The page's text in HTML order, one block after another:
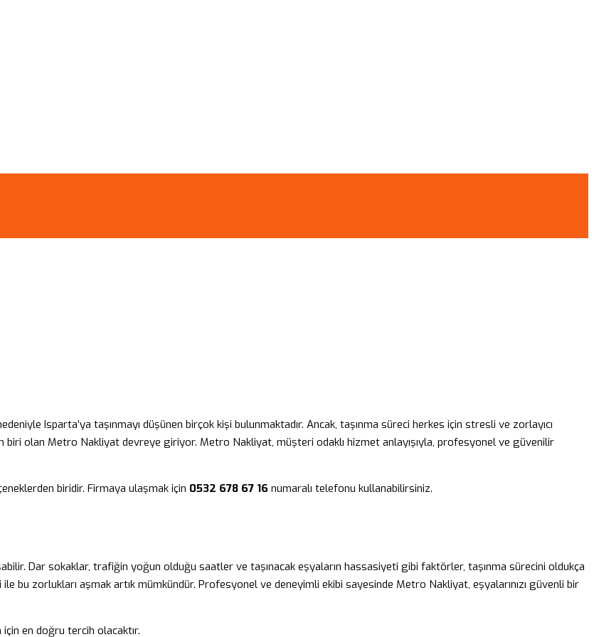
Isparta’ya taşınmayı düşünen birçok kişi bulunmaktadır. Ancak, taşınma süreci herkes için stresli ve zorlayıcı
biri olan Metro Nakliyat devreye giriyor. Metro Nakliyat, müşteri odaklı hizmet anlayışıyla, profesyonel ve güvenilir
biridir. Firmaya ulaşmak için 0532 678 67 16 numaralı telefonu kullanabilirsiniz.
Dar sokaklar, trafiğin yoğun olduğu saatler ve taşınacak eşyaların hassasiyeti gibi faktörler, taşınma sürecini oldukça
bu zorlukları aşmak artık mümkündür. Profesyonel ve deneyimli ekibi sayesinde Metro Nakliyat, eşyalarınızı güvenli bir
en doğru tercih olacaktır.